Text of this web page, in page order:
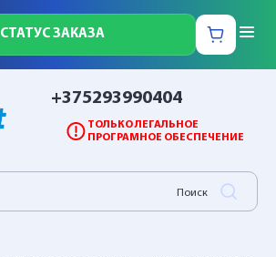
СТАТУС ЗАКАЗА
+375293990404
ТОЛЬКО ЛЕГАЛЬНОЕ
ПРОГРАМНОЕ ОБЕСПЕЧЕНИЕ